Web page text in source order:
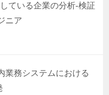
ている企業の分析-検証
ニア
業務システムにおける